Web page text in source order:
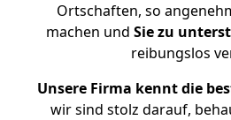
Ortschaften, so
machen und Sie zu
reibungslos
Unsere Firma kennt die
wir sind stolz darauf,